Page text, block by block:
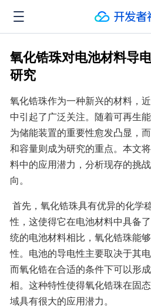
氧化锆珠对电池材料导
研究
氧化锆珠作为一种新兴的材料，
中引起了广泛关注。随着可再生
为储能装置的重要性愈发凸显，
和容量则成为研究的重点。本文
料中的应用潜力，分析现存的挑
向。
性，这使得它在电池材料中具备
统的电池材料相比，氧化锆珠能
性。电池的导电性主要取决于其
而氧化锆在合适的条件下可以形
相。这种特性使得氧化锆珠在固
域具有很大的应用潜力。